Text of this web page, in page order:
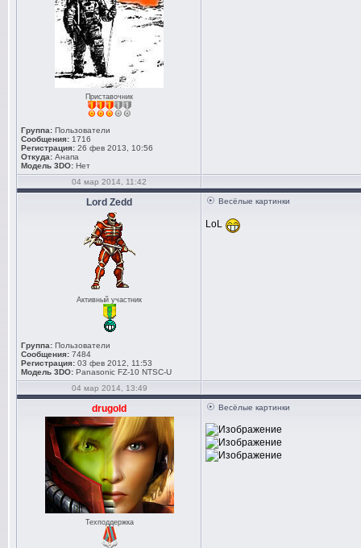
Приставочник
Группа: Пользователи
Сообщения: 1716
Регистрация: 26 фев 2013, 10:56
Откуда: Анапа
Модель 3DO: Нет
04 мар 2014, 11:42
Lord Zedd
Активный участник
Группа: Пользователи
Сообщения: 7484
Регистрация: 03 фев 2012, 11:53
Модель 3DO: Panasonic FZ-10 NTSC-U
Весёлые картинки
LoL
04 мар 2014, 13:49
drugold
Техподдержка
Весёлые картинки